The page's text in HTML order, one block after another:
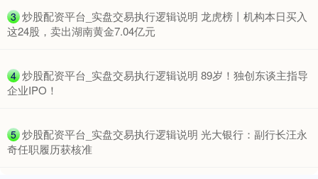
上证综指 3940.04
3 ​炒股配资平台_实盘交易执行逻辑说明 龙虎榜丨机构本日买入
这24股，卖出湖南黄金7.04亿元
4 ​炒股配资平台_实盘交易执行逻辑说明 89岁！独创东谈主指导
企业IPO！
5 ​炒股配资平台_实盘交易执行逻辑说明 光大银行：副行长汪永
奇任职履历获核准